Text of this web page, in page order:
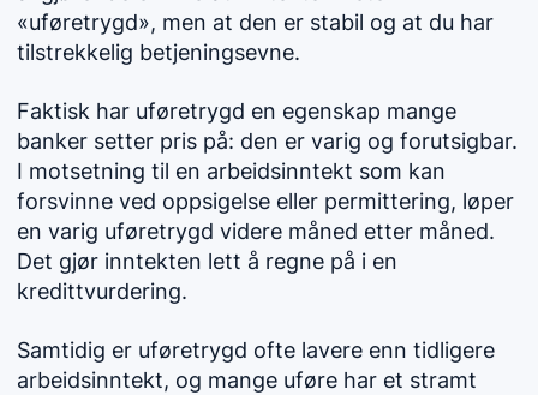
«uføretrygd», men at den er stabil og at du har
tilstrekkelig betjeningsevne.
Faktisk har uføretrygd en egenskap mange
banker setter pris på: den er varig og forutsigbar.
I motsetning til en arbeidsinntekt som kan
forsvinne ved oppsigelse eller permittering, løper
en varig uføretrygd videre måned etter måned.
Det gjør inntekten lett å regne på i en
kredittvurdering.
Samtidig er uføretrygd ofte lavere enn tidligere
arbeidsinntekt, og mange uføre har et stramt